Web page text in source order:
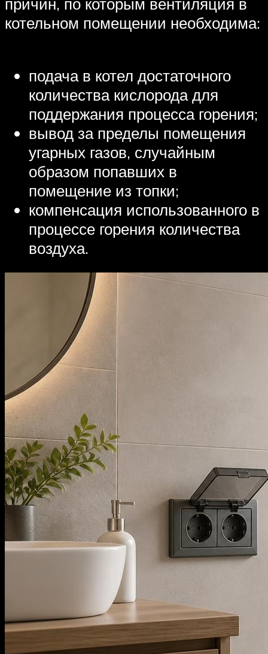
котельном помещении необходима:
подача в котел достаточного
количества кислорода для
поддержания процесса горения;
вывод за пределы помещения
угарных газов, случайным
образом попавших в
помещение из топки;
компенсация использованного в
процессе горения количества
воздуха.